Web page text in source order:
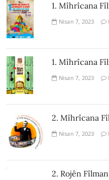
1. Mîhrîcana
Nisan 7, 2023
1. Mîhrîcana
Nisan 7, 2023
2. Mîhrîcana
Nisan 7, 2023
2. Rojên